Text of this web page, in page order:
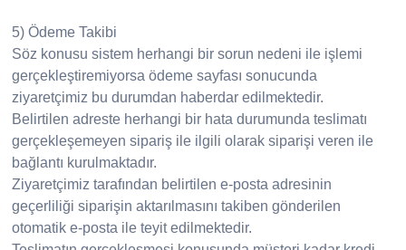
5) Ödeme Takibi
Söz konusu sistem herhangi bir sorun nedeni ile işlemi
gerçekleştiremiyorsa ödeme sayfası sonucunda
ziyaretçimiz bu durumdan haberdar edilmektedir.
Belirtilen adreste herhangi bir hata durumunda teslimatı
gerçekleşemeyen sipariş ile ilgili olarak siparişi veren ile
bağlantı kurulmaktadır.
Ziyaretçimiz tarafından belirtilen e-posta adresinin
geçerliliği siparişin aktarılmasını takiben gönderilen
otomatik e-posta ile teyit edilmektedir.